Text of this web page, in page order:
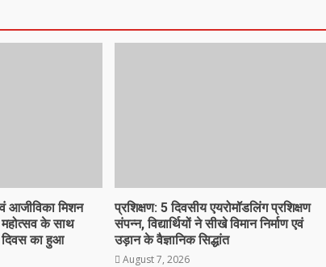
आजीविका मिशन
के साथ
दिवस का हुआ
प्रशिक्षण: 5 दिवसीय एयरोमॉडलिंग प्रशिक्षण
संपन्न, विद्यार्थियों ने सीखे विमान निर्माण एवं
उड़ान के वैज्ञानिक सिद्धांत
August 7, 2026